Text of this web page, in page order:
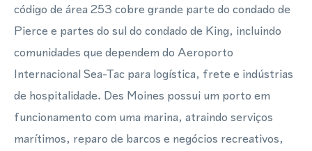
código de área 253 cobre grande parte do condado de
Pierce e partes do sul do condado de King, incluindo
comunidades que dependem do Aeroporto
Internacional Sea-Tac para logística, frete e indústrias
de hospitalidade. Des Moines possui um porto em
funcionamento com uma marina, atraindo serviços
marítimos, reparo de barcos e negócios recreativos,